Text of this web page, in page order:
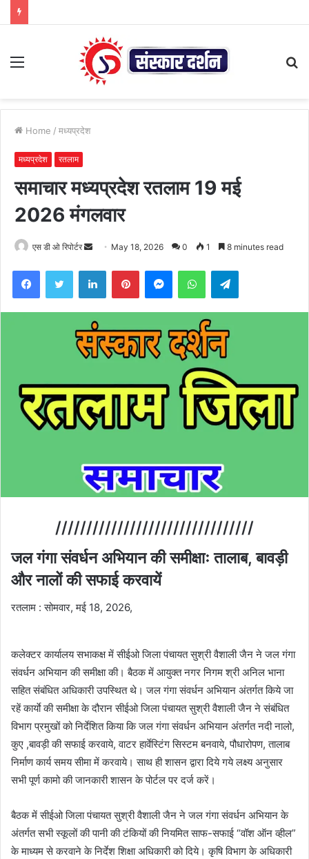
Menu
Home / मध्यप्रदेश
मध्यप्रदेश रतलाम
समाचार मध्यप्रदेश रतलाम 19 मई
2026 मंगलवार
एस डी ओ रिपोर्टर
Send May 18, 2026 0 1 8 minutes read
FacebookTwitter LinkedInPinterestMessengerWhatsAppTelegram
////////////////////////////////
जल गंगा संवर्धन अभियान की समीक्षाः तालाब, बावड़ी
और नालों की सफाई करवायें
रतलाम : सोमवार, मई 18, 2026,
कलेक्टर कार्यालय सभाकक्ष में सीईओ जिला पंचायत सुश्री वैशाली जैन ने जल गंगा
संवर्धन अभियान की समीक्षा की। बैठक में आयुक्त नगर निगम श्री अनिल भाना
सहित संबंधित अधिकारी उपस्थित थे। जल गंगा संवर्धन अभियान अंतर्गत किये जा
रहें कार्याे की समीक्षा के दौरान सीईओ जिला पंचायत सुश्री वैशाली जैन ने संबंधित
विभाग प्रमुखों को निर्देशित किया कि जल गंगा संवर्धन अभियान अंतर्गत नदी नालो,
कुए ,बावड़ी की सफाई करवाये, वाटर हार्वेस्टिंग सिस्टम बनवाये, पौधारोपण, तालाब
निर्माण कार्य समय सीमा में करवाये। साथ ही शासन द्वारा दिये गये लक्ष्य अनुसार
सभी पूर्ण कामो की जानकारी शासन के पोर्टल पर दर्ज करें।
बैठक में सीईओ जिला पंचायत सुश्री वैशाली जैन ने जल गंगा संवर्धन अभियान के
अंतर्गत सभी स्कूलों की पानी की टंकियों की नियमित साफ-सफाई “वॉश ऑन व्हील”
के माध्यम से करवाने के निर्देश शिक्षा अधिकारी को दिये। कृषि विभाग के अधिकारी